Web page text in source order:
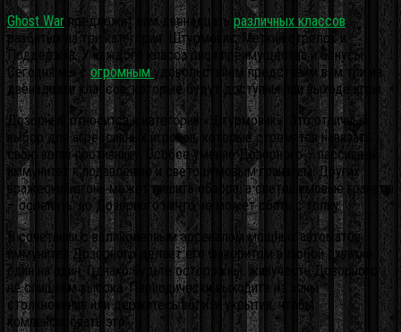
Ghost War предложит вам двенадцать различных классов,
разбитых на три категории: Штурмовик, Меткий стрелок и
Поддержка. У каждого класса свои преимущества и бонусы.
Сегодня мы с огромнымудовольствием представим вам три из
двенадцати классов, которые будут доступны при выходе игры.
Дозорный относится к категории «Штурмовик». Это отличный
выбор для агрессивных игроков, которые стремятся навязать
свою волю противнику. Особое умение Дозорного – пассивный
иммунитет к подавлению и светошумовым гранатам. Других
вражеский огонь может лишить обзора, а светошумовые гранаты
– ослепить, но Дозорного ничто не может сбить с толку.
В сочетании с великолепным арсеналом мощных автоматов
иммунитет Дозорного делает его фаворитом в любой схватке
один на один. Однако будьте осторожны: живучесть Дозорного
не слишком высока. Периодически выходите из зоны
столкновения или держитесь вблизи укрытия, чтобы
компенсировать это.